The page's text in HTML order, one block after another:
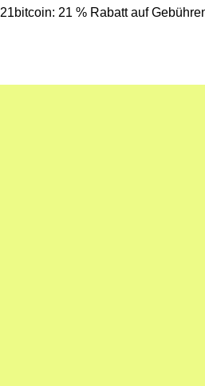
21 % Rabatt auf